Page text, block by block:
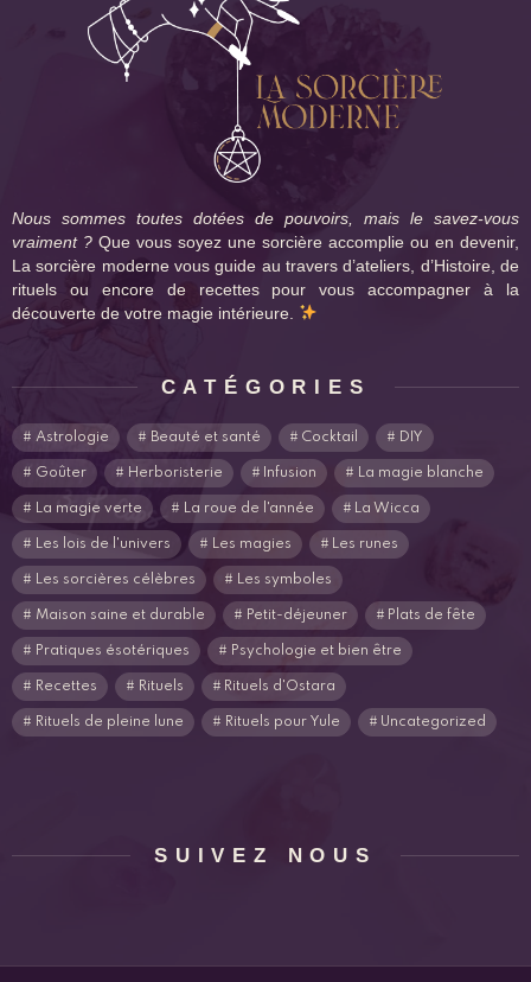
Nous sommes toutes dotées de pouvoirs, mais le savez-vous
vraiment ? Que vous soyez une sorcière accomplie ou en devenir,
La sorcière moderne vous guide au travers d’ateliers, d’Histoire, de
rituels ou encore de recettes pour vous accompagner à la
découverte de votre magie intérieure.
CATÉGORIES
Astrologie Beauté et santé Cocktail DIY
Goûter Herboristerie Infusion La magie blanche
La magie verte La roue de l'année La Wicca
Les lois de l'univers Les magies Les runes
Les sorcières célèbres Les symboles
Maison saine et durable Petit-déjeuner Plats de fête
Pratiques ésotériques Psychologie et bien être
Recettes Rituels Rituels d'Ostara
Rituels de pleine lune Rituels pour Yule Uncategorized
SUIVEZ NOUS